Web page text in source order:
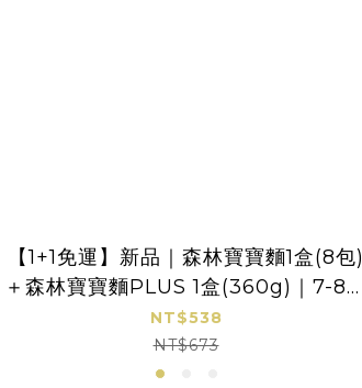
【1+1免運】新品｜森林寶寶麵1盒(8包)
＋森林寶寶麵PLUS 1盒(360g)｜7-8個
月｜無鹽
NT$538
NT$673